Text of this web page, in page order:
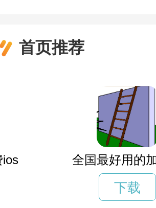
首页推荐
ios 全国最好用的
下载